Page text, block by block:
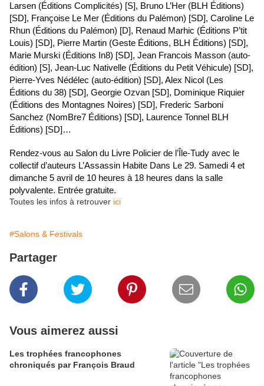
Larsen (Éditions Complicités) [S], Bruno L’Her (BLH Éditions)
[SD], Françoise Le Mer (Éditions du Palémon) [SD], Caroline Le
Rhun (Éditions du Palémon) [D], Renaud Marhic (Éditions P’tit
Louis) [SD], Pierre Martin (Geste Éditions, BLH Éditions) [SD],
Marie Murski (Éditions In8) [SD], Jean Francois Masson (auto-
édition) [S], Jean-Luc Nativelle (Éditions du Petit Véhicule) [SD],
Pierre-Yves Nédélec (auto-édition) [SD], Alex Nicol (Les
Éditions du 38) [SD], Georgie Ozvan [SD], Dominique Riquier
(Éditions des Montagnes Noires) [SD], Frederic Sarboni
Sanchez (NomBre7 Éditions) [SD], Laurence Tonnel BLH
Éditions) [SD]…
Rendez-vous au Salon du Livre Policier de l’Île-Tudy avec le
collectif d’auteurs L’Assassin Habite Dans Le 29. Samedi 4 et
dimanche 5 avril de 10 heures à 18 heures dans la salle
polyvalente. Entrée gratuite.
Toutes les infos à retrouver ici
#Salons & Festivals
Partager
Vous aimerez aussi
Les trophées francophones
chroniqués par François Braud